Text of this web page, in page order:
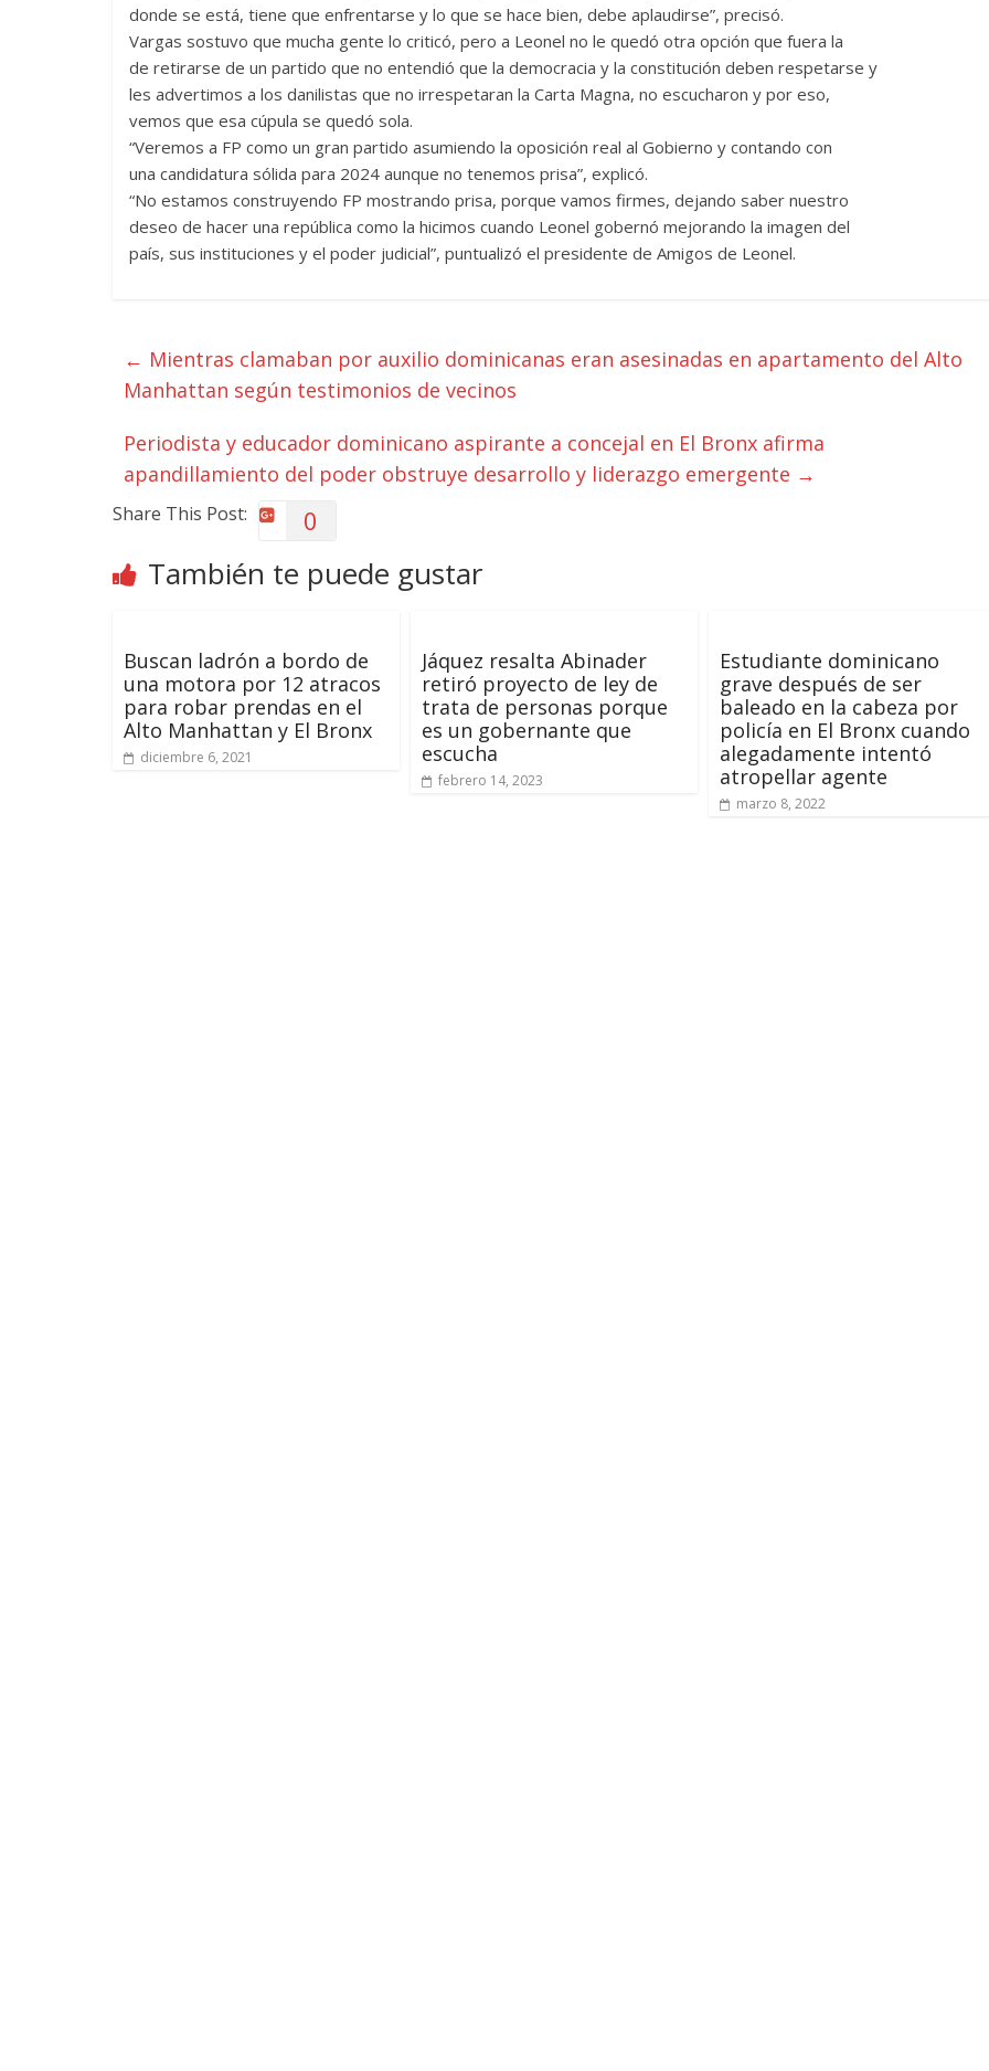
donde se está, tiene que enfrentarse y lo que se hace bien, debe aplaudirse”, precisó.
Vargas sostuvo que mucha gente lo criticó, pero a Leonel no le quedó otra opción que fuera la
de retirarse de un partido que no entendió que la democracia y la constitución deben respetarse y
les advertimos a los danilistas que no irrespetaran la Carta Magna, no escucharon y por eso,
vemos que esa cúpula se quedó sola.
“Veremos a FP como un gran partido asumiendo la oposición real al Gobierno y contando con
una candidatura sólida para 2024 aunque no tenemos prisa”, explicó.
“No estamos construyendo FP mostrando prisa, porque vamos firmes, dejando saber nuestro
deseo de hacer una república como la hicimos cuando Leonel gobernó mejorando la imagen del
país, sus instituciones y el poder judicial”, puntualizó el presidente de Amigos de Leonel.
← Mientras clamaban por auxilio dominicanas eran asesinadas en apartamento del Alto
Manhattan según testimonios de vecinos
Periodista y educador dominicano aspirante a concejal en El Bronx afirma
apandillamiento del poder obstruye desarrollo y liderazgo emergente →
Share This Post: 0
También te puede gustar
Buscan ladrón a bordo de
una motora por 12 atracos
para robar prendas en el
Alto Manhattan y El Bronx
diciembre 6, 2021
Jáquez resalta Abinader
retiró proyecto de ley de
trata de personas porque
es un gobernante que
escucha
febrero 14, 2023
Estudiante dominicano
grave después de ser
baleado en la cabeza por
policía en El Bronx cuando
alegadamente intentó
atropellar agente
marzo 8, 2022